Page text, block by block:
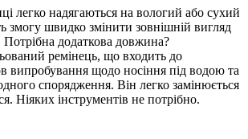
легко надягаються на вологий або сухий
змогу швидко змінити зовнішній вигляд
додаткова довжина?
ремінець, що входить до
випробування щодо носіння під водою та
спорядження. Він легко замінюється
Ніяких інструментів не потрібно.